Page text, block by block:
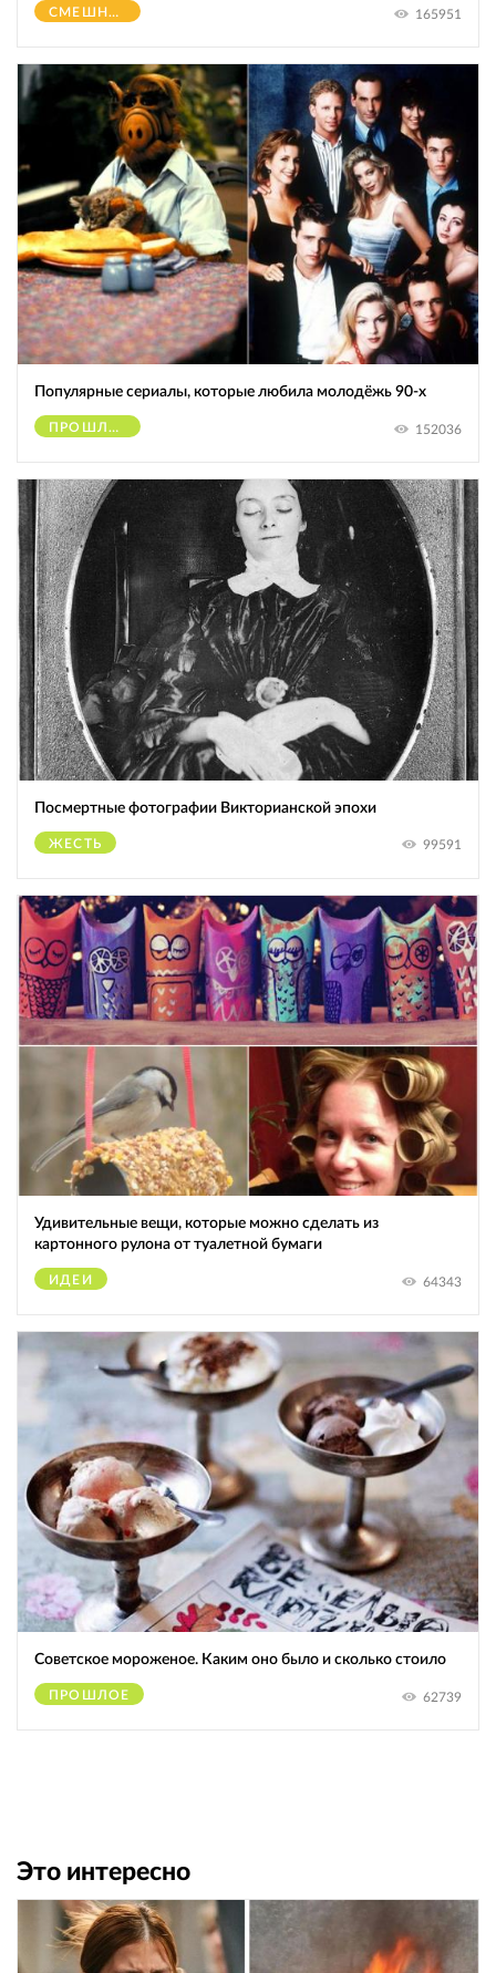
СМЕШНОЕ 165951
Популярные сериалы, которые любила молодёжь 90-х
ПРОШЛОЕ 152036
Посмертные фотографии Викторианской эпохи
ЖЕСТЬ 99591
Удивительные вещи, которые можно сделать из
картонного рулона от туалетной бумаги
ИДЕИ 64343
Советское мороженое. Каким оно было и сколько стоило
ПРОШЛОЕ 62739
Это интересно